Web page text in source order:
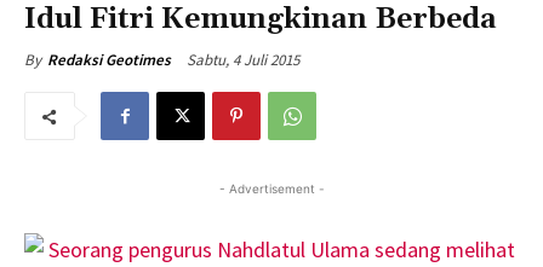
Idul Fitri Kemungkinan Berbeda
By Redaksi Geotimes Sabtu, 4 Juli 2015
- Advertisement -